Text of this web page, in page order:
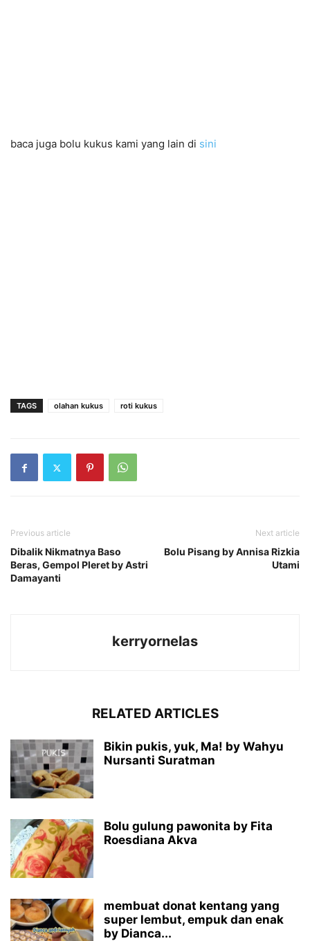
baca juga bolu kukus kami yang lain di sini
TAGS olahan kukus roti kukus
Previous article
Dibalik Nikmatnya Baso
Beras, Gempol Pleret by Astri
Damayanti
Next article
Bolu Pisang by Annisa Rizkia
Utami
kerryornelas
RELATED ARTICLES
Bikin pukis, yuk, Ma! by Wahyu
Nursanti Suratman
Bolu gulung pawonita by Fita
Roesdiana Akva
membuat donat kentang yang
super lembut, empuk dan enak
by Dianca...